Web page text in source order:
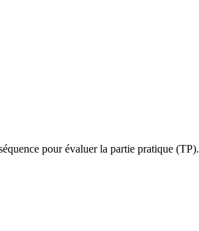
pour évaluer la partie pratique (TP).